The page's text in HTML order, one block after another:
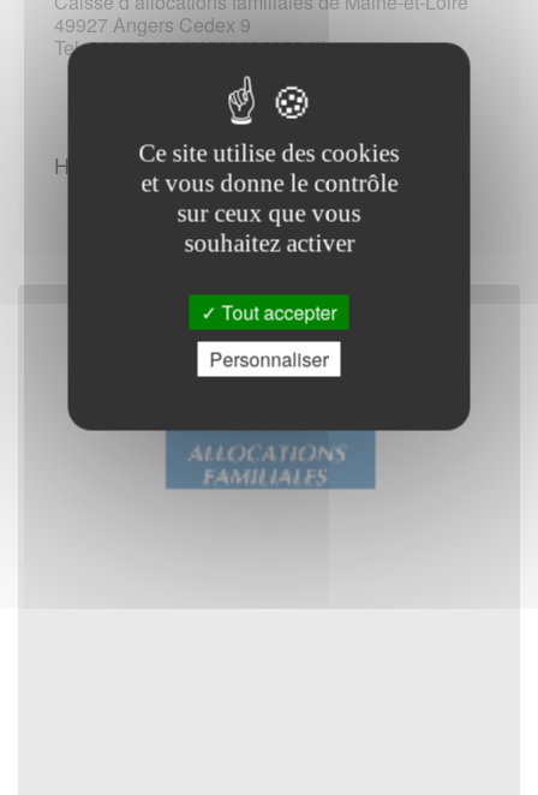
49927 Angers Cedex 9
Tel :3230 / +33 (0)969325252 (*)
Horaires d'ouverture :
Ce site utilise des cookies
et vous donne le contrôle
sur ceux que vous
souhaitez activer
Tout accepter
Personnaliser